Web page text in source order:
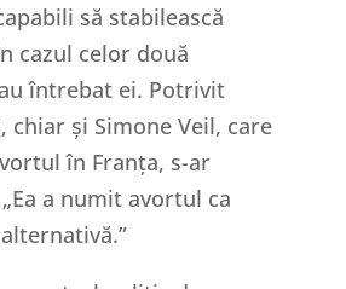
să stabilească
cazul celor două
întrebat ei. Potrivit
chiar și Simone Veil, care
în Franța, s-ar
a numit avortul ca